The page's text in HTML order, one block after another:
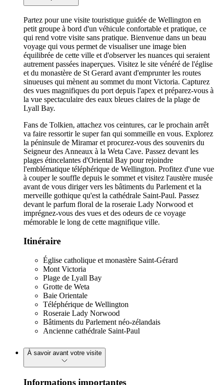
Partez pour une visite touristique guidée de Wellington en
petit groupe à bord d'un véhicule confortable et pratique, ce
qui rend votre visite sans pratique. Bienvenue dans un beau
voyage qui vous permet de visualiser une image bien
équilibrée de cette ville et d'observer les nuances qui seraient
autrement passées inaperçues. Visitez le site vénéré de l'église
et du monastère de St Gerard avant d'emprunter les routes
sinueuses qui mènent au sommet du mont Victoria. Capturez
des vues magnifiques du port depuis l'apex et préparez-vous à
la vue spectaculaire des eaux bleues claires de la plage de
Lyall Bay.
Fans de Tolkien, attachez vos ceintures, car le prochain arrêt
va faire ressortir le super fan qui sommeille en vous. Explorez
la péninsule de Miramar et procurez-vous des souvenirs du
Seigneur des Anneaux à la Weta Cave. Passez devant les
plages étincelantes d'Oriental Bay pour rejoindre
l'emblématique téléphérique de Wellington. Profitez d'une vue
à couper le souffle depuis le sommet et visitez l'austère musée
avant de vous diriger vers les bâtiments du Parlement et la
merveille gothique qu'est la cathédrale Saint-Paul. Passez
devant le parfum floral de la roseraie Lady Norwood et
imprégnez-vous des vues et des odeurs de ce voyage
mémorable le long de cette magnifique ville.
Itinéraire
Église catholique et monastère Saint-Gérard
Mont Victoria
Plage de Lyall Bay
Grotte de Weta
Baie Orientale
Téléphérique de Wellington
Roseraie Lady Norwood
Bâtiments du Parlement néo-zélandais
Ancienne cathédrale Saint-Paul
À savoir avant votre visite
Informations importantes